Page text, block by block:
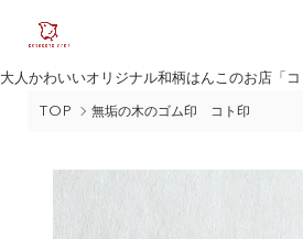
大人かわいいオリジナル和柄はんこのお店「コ
TOP 無垢の木のゴム印 コト印